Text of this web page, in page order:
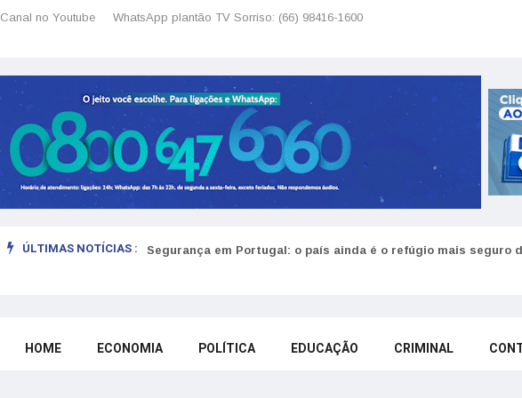
Canal no Youtube WhatsApp plantão TV Sorriso: (66) 98416-1600
ÚLTIMAS NOTÍCIAS : Segurança em Portugal: o país ainda é o refúgio mais seguro
HOME ECONOMIA POLÍTICA EDUCAÇÃO CRIMINAL